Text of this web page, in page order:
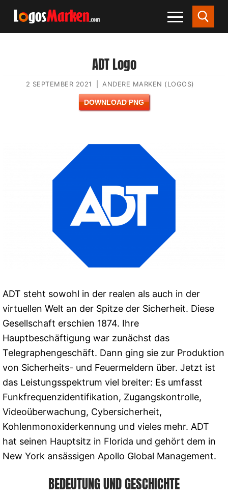
ADT Logo
2 SEPTEMBER 2021 ANDERE MARKEN (LOGOS)
DOWNLOAD PNG
ADT steht sowohl in der realen als auch in der
virtuellen Welt an der Spitze der Sicherheit. Diese
Gesellschaft erschien 1874. Ihre
Hauptbeschäftigung war zunächst das
Telegraphengeschäft. Dann ging sie zur Produktion
von Sicherheits- und Feuermeldern über. Jetzt ist
das Leistungsspektrum viel breiter: Es umfasst
Funkfrequenzidentifikation, Zugangskontrolle,
Videoüberwachung, Cybersicherheit,
Kohlenmonoxiderkennung und vieles mehr. ADT
hat seinen Hauptsitz in Florida und gehört dem in
New York ansässigen Apollo Global Management.
BEDEUTUNG UND GESCHICHTE